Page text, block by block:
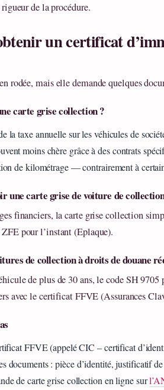
de la procédure.
un certificat
rodée, mais elle demande quelques
carte grise collection ?
la taxe annuelle sur les véhicules de
moins chère grâce à des contrats
de kilométrage — contrairement à
une carte grise de voiture de
financiers, la carte grise collection
pour l’instant (Eplaque).
de collection à droits de douane
de plus de 30 ans, le code SH
avec le certificat FFVE (Assurances
FFVE (appelé CIC – certificat
documents : pièce d’identité, justificatif
de carte grise collection en ligne sur